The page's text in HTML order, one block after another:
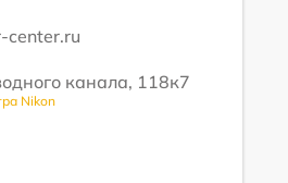
center.ru
канала, 118к7
Nikon